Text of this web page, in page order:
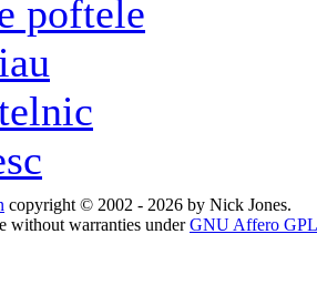
poftele
copyright © 2002 - 2026 by Nick Jones.
without warranties underGNU Affero GPL